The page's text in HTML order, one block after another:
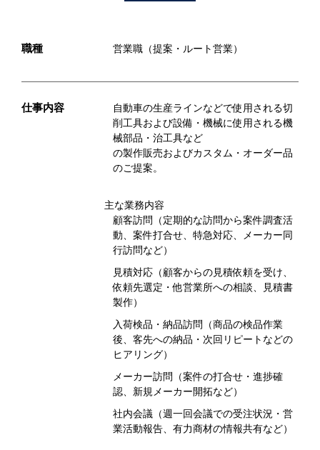
職種 営業職（提案・ルート営業）
仕事内容
⾃動⾞の⽣産ラインなどで使⽤される切
削工具および設備・機械に使用される機
械部品・治⼯具など
の製作販売およびカスタム・オーダー品
のご提案。
主な業務内容
顧客訪問（定期的な訪問から案件調査活
動、案件打合せ、特急対応、メーカー同
行訪問など）
見積対応（顧客からの見積依頼を受け、
依頼先選定・他営業所への相談、見積書
製作）
入荷検品・納品訪問（商品の検品作業
後、客先への納品・次回リピートなどの
ヒアリング）
メーカー訪問（案件の打合せ・進捗確
認、新規メーカー開拓など）
社内会議（週一回会議での受注状況・営
業活動報告、有力商材の情報共有など）